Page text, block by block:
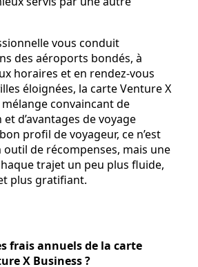
vous conduit
des aéroports bondés, à
horaires et en rendez‑vous
éloignées, la carte Venture X
convaincant de
d’avantages de voyage
profil de voyageur, ce n’est
outil de récompenses, mais une
trajet un peu plus fluide,
plus gratifiant.
frais annuels de la carte
X Business ?